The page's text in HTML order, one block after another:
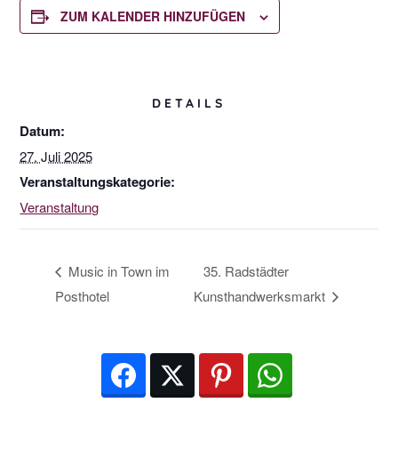
ZUM KALENDER HINZUFÜGEN
DETAILS
Datum:
27. Juli 2025
Veranstaltungskategorie:
Veranstaltung
Music in Town im
Posthotel
35. Radstädter
Kunsthandwerksmarkt
Facebook Twitter Pinterest